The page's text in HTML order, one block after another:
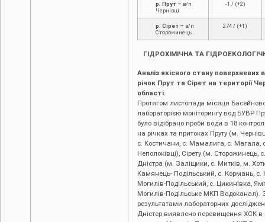
р. Прут – в/п
Чернівці
-1 / (+2)
р. Сірет – в/п
Сторожинець
274 / (+1)
ГІДРОХІМІЧНА ТА
Аналіз якісного стану поверхневих
річок Прут та Сірет на території
області.
Протягом листопада місяця
лабораторією моніторингу вод БУВР
було відібрано проби води в 18
на річках та притоках Пруту (м.
с. Костичани, с. Мамалига, с. Магала,
Неполоківці), Сірету (м. Сторожинець,
Дністра (м. Заліщики, с. Митків, м.
Камянець- Подільський, с. Кормань, с.
Могилів-Подільський, с. Цикинівка,
Могилів-Подільське МКП Водоканал).
результатами лабораторних
Дністер виявлено перевищення ХСК в